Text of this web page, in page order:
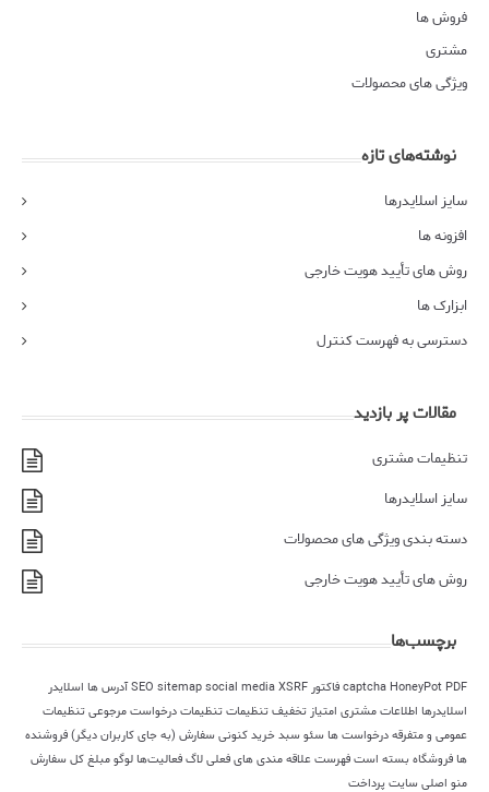
فروش ها
مشتری
ویژگی های محصولات
نوشته‌های تازه
سایز اسلایدرها
افزونه ها
روش های تأیید هویت خارجی
ابزارک ها
دسترسی به فهرست کنترل
مقالات پر بازدید
تنظیمات مشتری
سایز اسلایدرها
دسته بندی ویژگی های محصولات
روش های تأیید هویت خارجی
برچسب‌ها
captcha HoneyPot PDF فاکتور SEO sitemapsocial mediaXSRF آدرس ها اسلایدر
اسلایدرها اطلاعات مشتری امتیاز تخفیفتنظیماتتنظیمات درخواست مرجوعیتنظیمات
عمومی و متفرقهدرخواست هاسئوسبد خرید کنونیسفارش (به جای کاربران دیگر)فروشنده
هافروشگاه بسته استفهرست علاقه مندی های فعلیلاگ فعالیت‌هالوگومبلغ کل سفارش
منو اصلی سایتپرداخت